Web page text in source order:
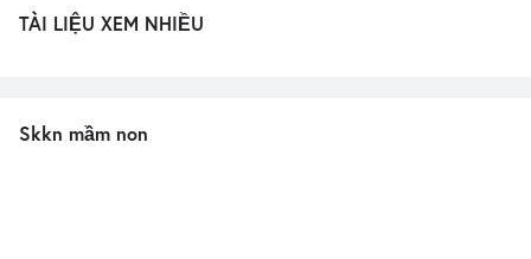
TÀI LIỆU XEM NHIỀU
Skkn mầm non